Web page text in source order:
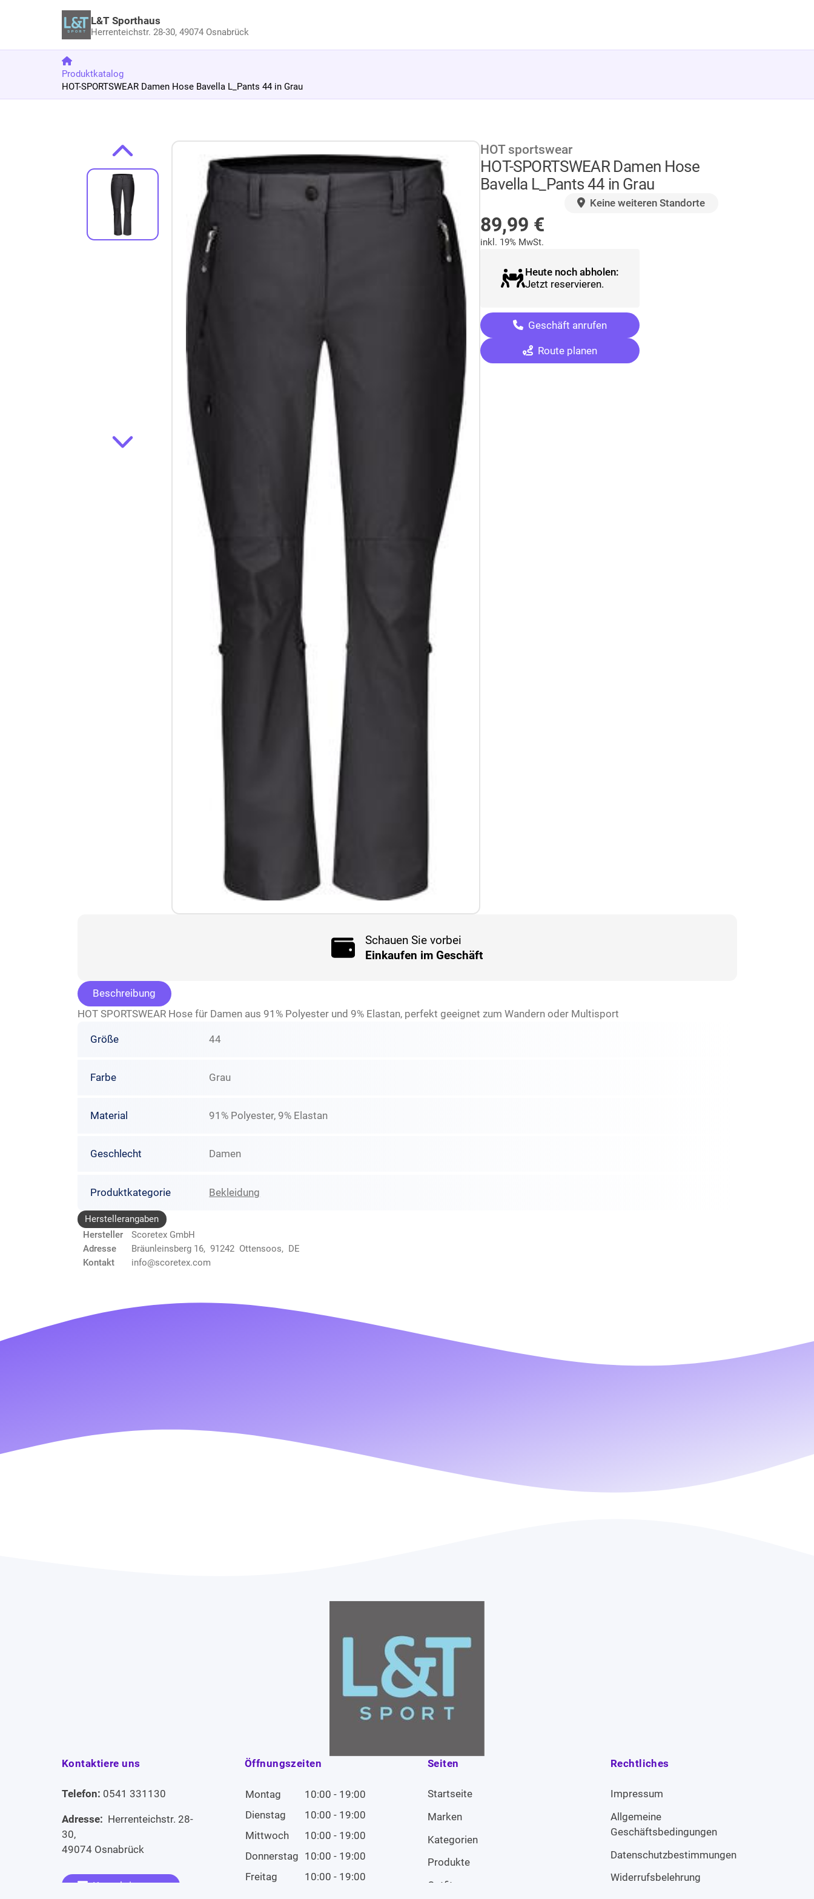
L&T Sporthaus
Herrenteichstr. 28-30,49074 Osnabrück
Produktkatalog
HOT-SPORTSWEAR Damen Hose Bavella L_Pants 44 in Grau
Zur Produktbeschreibung springen HOT sportswear
HOT-SPORTSWEAR Damen Hose
Bavella L_Pants 44 in Grau
Keine weiteren Standorte
89,99 €
inkl. 19% MwSt.
Heute noch abholen:
Jetzt reservieren.
Geschäft anrufen
Route planen
Schauen Sie vorbei
Einkaufen im Geschäft
Beschreibung
HOT SPORTSWEAR Hose für Damen aus 91% Polyester und 9% Elastan, perfekt geeignet zum Wandern oder Multisport
Größe 44
Farbe Grau
Material 91% Polyester, 9% Elastan
Geschlecht Damen
Produktkategorie Bekleidung
Herstellerangaben
Hersteller
Scoretex GmbH
Adresse
Bräunleinsberg 16, 91242 Ottensoos, DE
Kontakt
info@scoretex.com
Kontaktiere uns
Telefon: 0541 331130
Adresse: Herrenteichstr. 28-
30,
49074 Osnabrück
Kontaktiere uns
Öffnungszeiten
Montag
10:00 - 19:00
Dienstag
10:00 - 19:00
Mittwoch
10:00 - 19:00
Donnerstag 10:00 - 19:00
Freitag
10:00 - 19:00
Seiten
Startseite
Marken
Kategorien
Produkte
Outfits
Rechtliches
Impressum
Allgemeine
Geschäftsbedingungen
Datenschutzbestimmungen
Widerrufsbelehrung